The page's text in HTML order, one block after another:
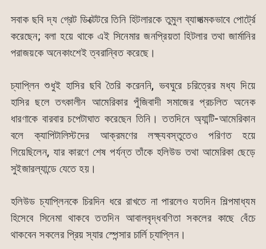
সবাক ছবি দ্য গ্রেট ডিক্টেটরে তিনি হিটলারকে তুমুল ব্যাঙ্গাত্মকভাবে পোর্ট্রে
করেছেন; বলা হয়ে থাকে এই সিনেমার জনপ্রিয়তা হিটলার তথা জার্মানির
পরাজয়কে অনেকাংশেই ত্বরান্বিত করেছে।
চ্যাপ্লিন শুধুই হাসির ছবি তৈরি করেননি, ভবঘুরে চরিত্রের মধ্য দিয়ে
হাসির ছলে তৎকালীন আমেরিকার পুঁজিবাদী সমাজের প্রচলিত অনেক
ধারণাকে বারবার চপেটাঘাত করেছেন তিনি। ততদিনে অ্যান্টি-আমেরিকান
বলে ক্যাপিটালিস্টদের আক্রমণের লক্ষ্যবস্তুতেও পরিণত হয়ে
গিয়েছিলেন, যার কারণে শেষ পর্যন্ত তাঁকে হলিউড তথা আমেরিকা ছেড়ে
সুইজারল্যান্ডে যেতে হয়।
হলিউড চ্যাপ্লিনকে চিরদিন ধরে রাখতে না পারলেও যতদিন শিল্পমাধ্যম
হিসেবে সিনেমা থাকবে ততদিন আবালবৃদ্ধবণিতা সকলের কাছে বেঁচে
থাকবেন সকলের প্রিয় স্যার স্পেন্সার চার্লি চ্যাপ্লিন।